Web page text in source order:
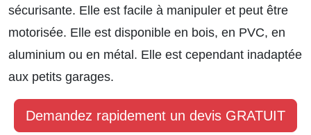
sécurisante. Elle est facile à manipuler et peut être
motorisée. Elle est disponible en bois, en PVC, en
aluminium ou en métal. Elle est cependant inadaptée
aux petits garages.
Demandez rapidement un devis GRATUIT